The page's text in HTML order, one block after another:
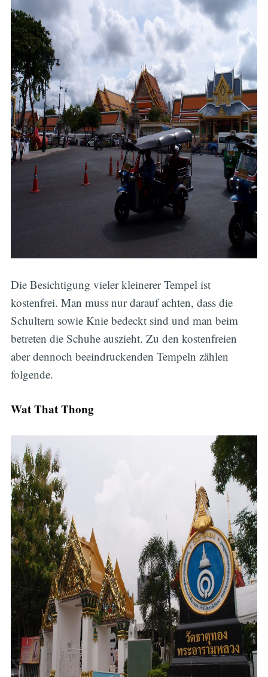
Die Besichtigung vieler kleinerer Tempel ist
kostenfrei. Man muss nur darauf achten, dass die
Schultern sowie Knie bedeckt sind und man beim
betreten die Schuhe auszieht. Zu den kostenfreien
aber dennoch beeindruckenden Tempeln zählen
folgende.
Wat That Thong